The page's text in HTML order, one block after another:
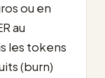
ou en
au
les tokens
(burn)